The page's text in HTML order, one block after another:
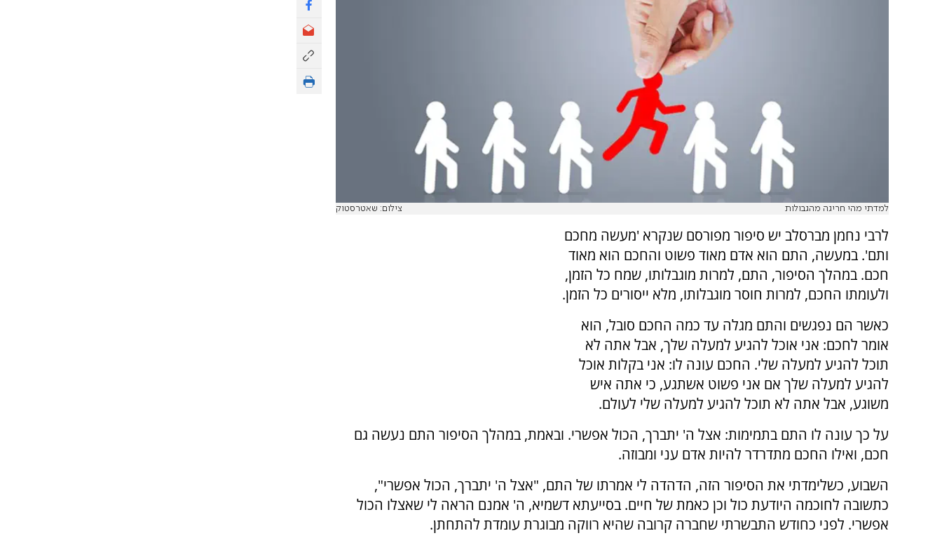
למדתי מהי חריגה מהגבולות צילום: שאטרסטוק
לרבי נחמן מברסלב יש סיפור מפורסם שנקרא 'מעשה מחכם
ותם'. במעשה, התם הוא אדם מאוד פשוט והחכם הוא מאוד
חכם. במהלך הסיפור, התם, למרות מוגבלותו, שמח כל הזמן,
ולעומתו החכם, למרות חוסר מוגבלותו, מלא ייסורים כל הזמן.
כאשר הם נפגשים והתם מגלה עד כמה החכם סובל, הוא
אומר לחכם: אני אוכל להגיע למעלה שלך, אבל אתה לא
תוכל להגיע למעלה שלי. החכם עונה לו: אני בקלות אוכל
להגיע למעלה שלך אם אני פשוט אשתגע, כי אתה איש
משוגע, אבל אתה לא תוכל להגיע למעלה שלי לעולם.
על כך עונה לו התם בתמימות: אצל ה' יתברך, הכול אפשרי. ובאמת, במהלך הסיפור התם נעשה גם
חכם, ואילו החכם מתדרדר להיות אדם עני ומבוזה.
השבוע, כשלימדתי את הסיפור הזה, הדהדה לי אמרתו של התם, "אצל ה' יתברך, הכול אפשרי",
כתשובה לחוכמה היודעת כול וכן כאמת של חיים. בסייעתא דשמיא, ה' אמנם הראה לי שאצלו הכול
אפשרי. לפני כחודש התבשרתי שחברה קרובה שהיא רווקה מבוגרת עומדת להתחתן.